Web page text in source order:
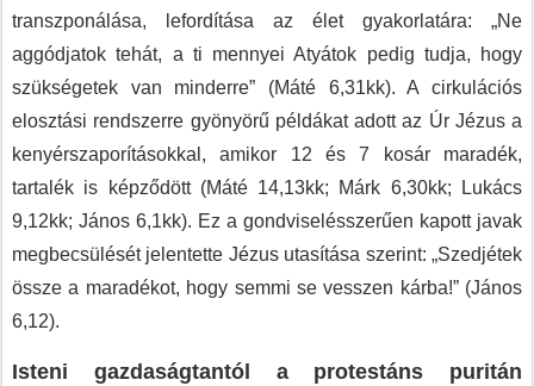
transzponálása, lefordítása az élet gyakorlatára: „Ne
aggódjatok tehát, a ti mennyei Atyátok pedig tudja, hogy
szükségetek van minderre” (Máté 6,31kk). A cirkulációs
elosztási rendszerre gyönyörű példákat adott az Úr Jézus a
kenyérszaporításokkal, amikor 12 és 7 kosár maradék,
tartalék is képződött (Máté 14,13kk; Márk 6,30kk; Lukács
9,12kk; János 6,1kk). Ez a gondviselésszerűen kapott javak
megbecsülését jelentette Jézus utasítása szerint: „Szedjétek
össze a maradékot, hogy semmi se vesszen kárba!” (János
6,12).
Isteni gazdaságtantól a protestáns puritán